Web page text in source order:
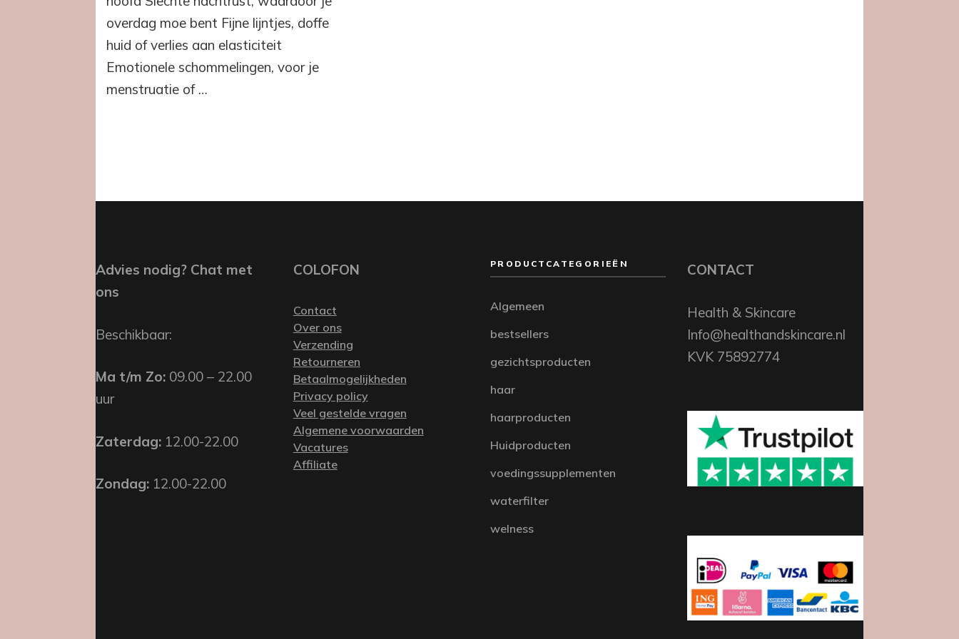
overdag moe bent Fijne lijntjes, doffe
huid of verlies aan elasticiteit
Emotionele schommelingen, voor je
menstruatie of …
Advies nodig? Chat met
ons
Beschikbaar:
Ma t/m Zo: 09.00 – 22.00
uur
Zaterdag: 12.00-22.00
Zondag: 12.00-22.00
COLOFON
Contact
Over ons
Verzending
Retourneren
Betaalmogelijkheden
Privacy policy
Veel gestelde vragen
Algemene voorwaarden
Vacatures
Affiliate
PRODUCTCATEGORIEËN
Algemeen
bestsellers
gezichtsproducten
haar
haarproducten
Huidproducten
voedingssupplementen
waterfilter
welness
CONTACT
Health & Skincare
Info@healthandskincare.nl
KVK 75892774